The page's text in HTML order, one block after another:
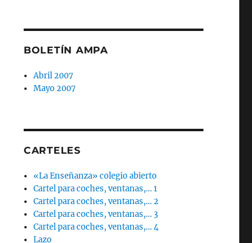
BOLETÍN AMPA
Abril 2007
Mayo 2007
CARTELES
«La Enseñanza» colegio abierto
Cartel para coches, ventanas,… 1
Cartel para coches, ventanas,… 2
Cartel para coches, ventanas,… 3
Cartel para coches, ventanas,… 4
Lazo